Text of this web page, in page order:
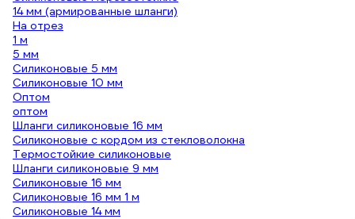
14 мм (армированные шланги)
На отрез
1 м
5 мм
Силиконовые 5 мм
Силиконовые 10 мм
Оптом
оптом
Шланги силиконовые 16 мм
Силиконовые с кордом из стекловолокна
Термостойкие силиконовые
Шланги силиконовые 9 мм
Силиконовые 16 мм
Силиконовые 16 мм 1 м
Силиконовые 14 мм